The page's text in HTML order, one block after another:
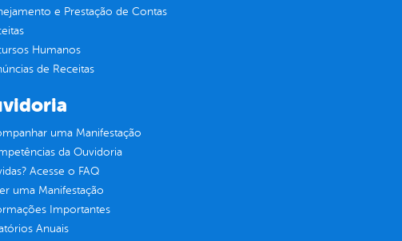
e Prestação de Contas
Humanos
de Receitas
uma Manifestação
da Ouvidoria
Acesse o FAQ
uma Manifestação
Importantes
Anuais